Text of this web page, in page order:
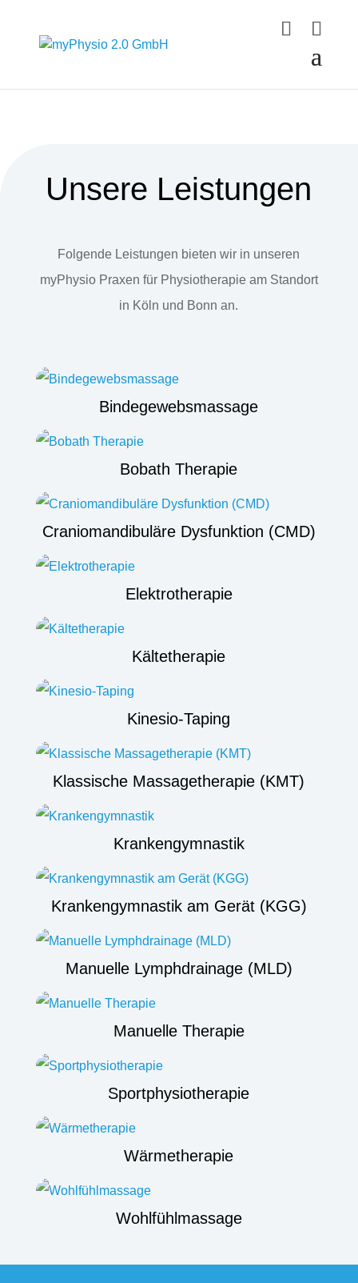
Unsere Leistungen
Folgende Leistungen bieten wir in unseren
myPhysio Praxen für Physiotherapie am Standort
in Köln und Bonn an.
Bindegewebsmassage
Bobath Therapie
Craniomandibuläre Dysfunktion (CMD)
Elektrotherapie
Kältetherapie
Kinesio-Taping
Klassische Massagetherapie (KMT)
Krankengymnastik
Krankengymnastik am Gerät (KGG)
Manuelle Lymphdrainage (MLD)
Manuelle Therapie
Sportphysiotherapie
Wärmetherapie
Wohlfühlmassage